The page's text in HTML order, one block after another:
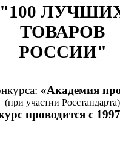
"100
ТОВАРОВ
РОССИИ"
«Академия
(при участии Росстандарта)
проводится с